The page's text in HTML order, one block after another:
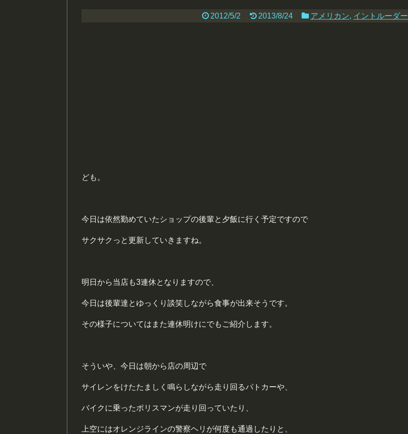
2012/5/2 2013/8/24 アメリカン, イントルーダー
ども。
今日は依然勤めていたショップの後輩と夕飯に行く予定ですので
サクサクっと更新していきますね。
明日から当店も3連休となりますので、
今日は後輩達とゆっくり談笑しながら食事が出来そうです。
その様子についてはまた連休明けにでもご紹介します。
そういや、今日は朝から店の周辺で
サイレンをけたたましく鳴らしながら走り回るパトカーや、
バイクに乗ったポリスマンが走り回っていたり、
上空にはオレンジラインの警察ヘリが何度も通過したりと、